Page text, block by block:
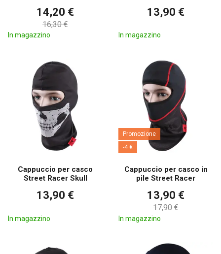
14,20 €
16,30 €
In magazzino
13,90 €
In magazzino
Cappuccio per casco
Street Racer Skull
13,90 €
In magazzino
Promozione
-4 €
Cappuccio per casco in
pile Street Racer
13,90 €
17,90 €
In magazzino